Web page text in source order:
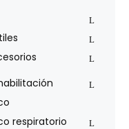
Everest Jennings
respiratorio